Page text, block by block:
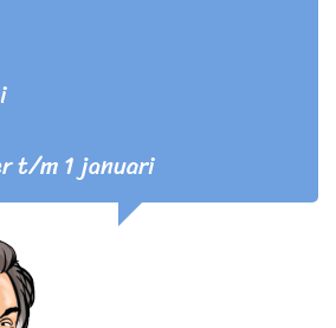
t/m 1 januari